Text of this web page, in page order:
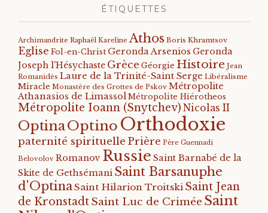
ÉTIQUETTES
Archimandrite Raphaël Kareline Athos Boris Khramtsov
Eglise Fol-en-Christ Geronda Arsenios Geronda
Joseph l'Hésychaste Grèce Géorgie Histoire Jean
Romanidès Laure de la Trinité-Saint Serge Libéralisme
Miracle Monastère des Grottes de Pskov Métropolite
Athanasios de Limassol Métropolite Hiérotheos
Métropolite Ioann (Snytchev) Nicolas II
OptinaOptino Orthodoxie
paternité spirituelle Prière Père Guennadi
Belovolov Romanov Russie Saint Barnabé de la
Skite de Gethsémani Saint Barsanuphe
d'Optina Saint Hilarion Troitski Saint Jean
de KronstadtSaint Luc de Crimée Saint